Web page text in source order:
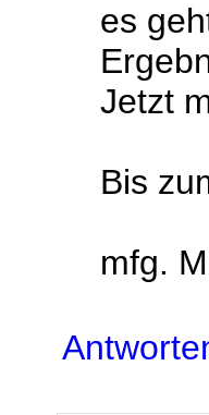
es
Jetzt
Bis
mfg.